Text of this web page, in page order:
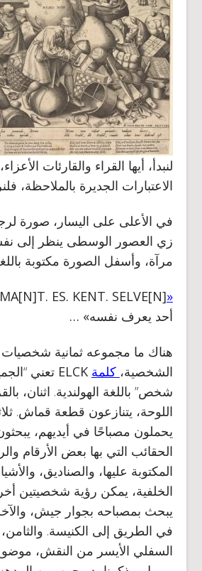
لنبدأ، أيها القراء والقارئات
الاعتبارات الجديرة بالملاحظة،
في الأعلى على اليسار، صورة
زي العصور الوسطى ينظر إلى
مرآة، وأسفل الصورة مكتوبة
«
ES. KENT. SELVE[N]
أحد يعرف نفسه» …
هناك ما مجموعه ثمانية
الشخصية، كلمة ELCK تعني
شخص” باللغة الهولندية. اثنان،
اللوحة، يتنازعون قطعة قماش.
يحملون مصباحًا في أيديهم،
الحقائب التي بها بعض الأرقام
المكتوبة عليها، والصناديق،
الخلفية، يمكن رؤية شخصيتين
يبحث بمصباحه بجوار جيش،
في الطريق إلى الكنيسة.
السفلي الأيسر من النقش،